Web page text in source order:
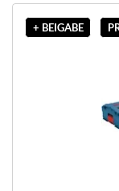
+ BEIGABE